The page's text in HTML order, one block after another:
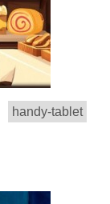
handy-tablet